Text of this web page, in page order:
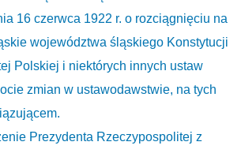
16 czerwca 1922 r. o rozciągnięciu na
województwa śląskiego Konstytucji
Polskiej i niektórych innych ustaw
zmian w ustawodawstwie, na tych
Prezydenta Rzeczypospolitej z